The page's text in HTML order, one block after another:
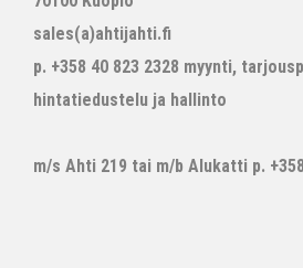
sales(a)ahtijahti.fi
p. +358 40 823 2328 myynti,
hintatiedustelu ja hallinto
m/s Ahti 219 tai m/b Alukatti p.